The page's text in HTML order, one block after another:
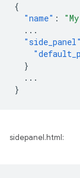
{
"name" :
...
"side_panel"
}
...
}
sidepanel.html: